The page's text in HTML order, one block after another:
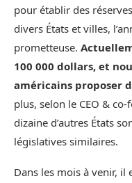
pour établir des
divers États et villes,
prometteuse.
100 000 dollars, et
américains proposer
plus, selon le CEO &
dizaine d’autres États
législatives similaires.
Dans les mois à venir,